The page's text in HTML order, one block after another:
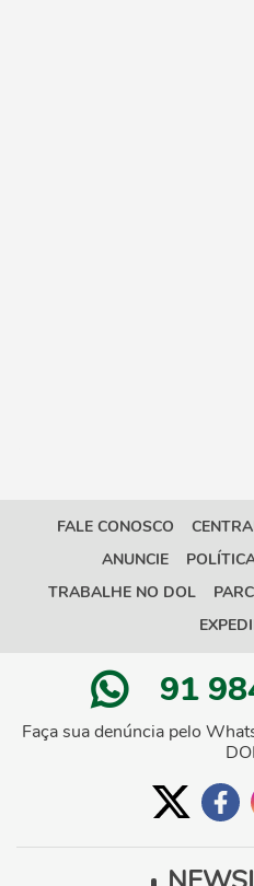
FALE CONOSCO
ANUNCIE
TRABALHE NO DOL
91
Faça sua denúncia pelo